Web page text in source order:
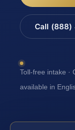
Call (888)
Toll-free intake ·
available in